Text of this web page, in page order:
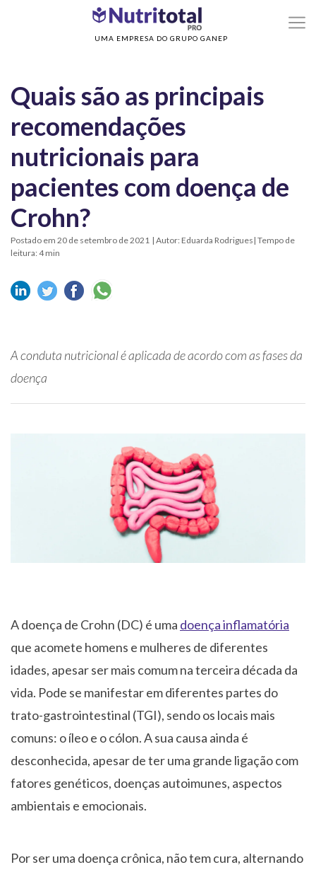
UMA EMPRESA DO GRUPO GANEP
Nutrição Enteral >Quais são as principais recomendações nutricionais
para pacientes com doença de Crohn?
Quais são as principais
recomendações
nutricionais para
pacientes com doença de
Crohn?
Postado em 20 de setembro de 2021 | Autor: Eduarda Rodrigues| Tempo de
leitura: 4 min
A conduta nutricional é aplicada de acordo com as fases da
doença
A doença de Crohn (DC) é uma doença inflamatória
que acomete homens e mulheres de diferentes
idades, apesar ser mais comum na terceira década da
vida. Pode se manifestar em diferentes partes do
trato-gastrointestinal (TGI), sendo os locais mais
comuns: o íleo e o cólon. A sua causa ainda é
desconhecida, apesar de ter uma grande ligação com
fatores genéticos, doenças autoimunes, aspectos
ambientais e emocionais.
Por ser uma doença crônica, não tem cura, alternando